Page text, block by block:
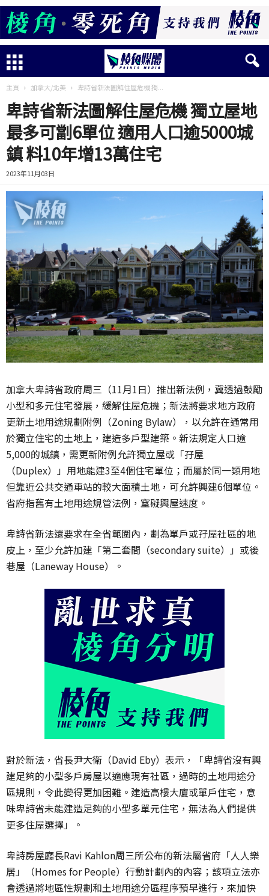
主頁 加拿大/北美 卑詩省新法圖解住屋危機 獨...
卑詩省新法圖解住屋危機 獨立屋地
最多可劏6單位 適用人口逾5000城
鎮 料10年增13萬住宅
2023年11月03日
加拿大卑詩省政府周三（11月1日）推出新法例，冀透過鼓勵
小型和多元住宅發展，緩解住屋危機；新法將要求地方政府
更新土地用途規劃附例（Zoning Bylaw），以允許在通常用
於獨立住宅的土地上，建造多戶型建築。新法規定人口逾
5,000的城鎮，需更新附例允許獨立屋或「孖屋
（Duplex）」用地能建3至4個住宅單位；而屬於同一類用地
但靠近公共交通車站的較大面積土地，可允許興建6個單位。
省府指舊有土地用途規管法例，窒礙興屋速度。
卑詩省新法還要求在全省範圍內，劃為單戶或孖屋社區的地
皮上，至少允許加建「第二套間（secondary suite）」或後
巷屋（Laneway House）。
對於新法，省長尹大衛（David Eby）表示，「卑詩省沒有興
建足夠的小型多戶房屋以適應現有社區，過時的土地用途分
區規則，令此變得更加困難。建造高樓大廈或單戶住宅，意
味卑詩省未能建造足夠的小型多單元住宅，無法為人們提供
更多住屋選擇」。
卑詩房屋廳長Ravi Kahlon周三所公布的新法屬省府「人人樂
居」（Homes for People）行動計劃內的內容；該項立法亦
會透過將地區性規劃和土地用途分區程序預早進行，來加快